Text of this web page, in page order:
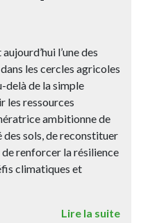
l’une des
les cercles agricoles
delà de la simple
les ressources
ambitionne de
sols, de reconstituer
renforcer la résilience
climatiques et
Lire la suite